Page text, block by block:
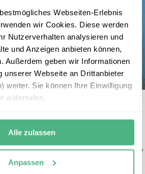
Webseiten-Erlebnis
wir Cookies. Diese werden
Nutzerverhalten analysieren und
und Anzeigen anbieten können,
Außerdem geben wir Informationen
unserer Webseite an Drittanbieter
weiter. Sie können Ihre Einwilligung
widerrufen.
Alle zulassen
Anpassen
einige Reisebausteine auf den
Genießen Sie das azurblaue Meer,
das nicht weit vom griechischen
Athen
– perfekt für Ihre Reise nach